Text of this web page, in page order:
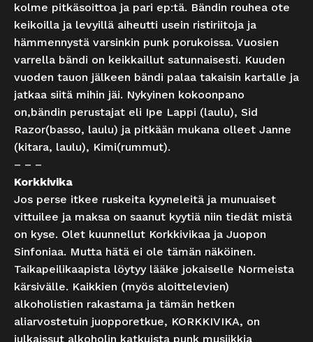
kolme pitkäsoittoa ja pari ep:tä. Bändin rouhea ote
keikoilla ja levyillä aiheutti usein ristiriitoja ja
hämmennystä varsinkin punk porukoissa. Vuosien
varrella bändi on keikkaillut satunnaisesti. Kuuden
vuoden tauon jälkeen bändi palaa takaisin kartalle ja
jatkaa siitä mihin jäi. Nykyinen kokoonpano
on,bändin perustajat eli Ipe Lappi (laulu), Sid
Razor(basso, laulu) ja pitkään mukana olleet Janne
(kitara, laulu), Kimi(rummut).
– – –
Korkkivika
Jos perse itkee ruskeita kyyneleitä ja munuaiset
vittuilee ja maksa on saanut kyytiä niin tiedät mistä
on kyse. Olet kuunnellut Korkkivikaa ja Juopon
Sinfoniaa. Mutta hätä ei ole tämän näköinen.
Taikapeilikaapista löytyy lääke jokaiselle Normeista
kärsivälle. Kaikkien (myös aloittelevien)
alkoholistien rakastama ja tämän hetken
aliarvostetuin juopporetkue, KORKKIVIKA, on
julkaissut alkoholin katkuista punk musiikkia